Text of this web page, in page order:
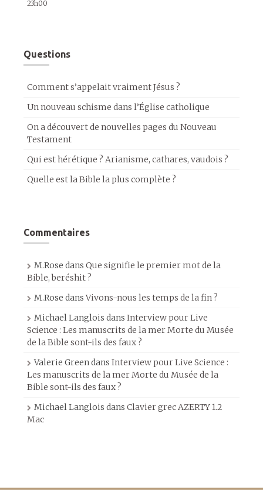
23h00
Questions
Comment s’appelait vraiment Jésus ?
Un nouveau schisme dans l’Église catholique
On a découvert de nouvelles pages du Nouveau
Testament
Qui est hérétique ? Arianisme, cathares, vaudois ?
Quelle est la Bible la plus complète ?
Commentaires
M.Rose dans Que signifie le premier mot de la
Bible, beréshit ?
M.Rose dansVivons-nous les temps de la fin ?
Michael Langlois dans Interview pour Live
Science : Les manuscrits de la mer Morte du Musée
de la Bible sont-ils des faux ?
Valerie Greendans Interview pour Live Science :
Les manuscrits de la mer Morte du Musée de la
Bible sont-ils des faux ?
Michael Langlois dans Clavier grec AZERTY 1.2
Mac